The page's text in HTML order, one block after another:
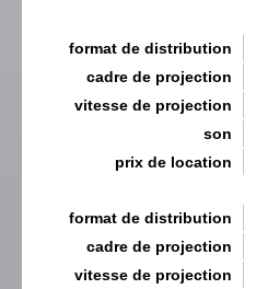
format de distribution
cadre de projection
vitesse de projection
son
prix de location
format de distribution
cadre de projection
vitesse de projection